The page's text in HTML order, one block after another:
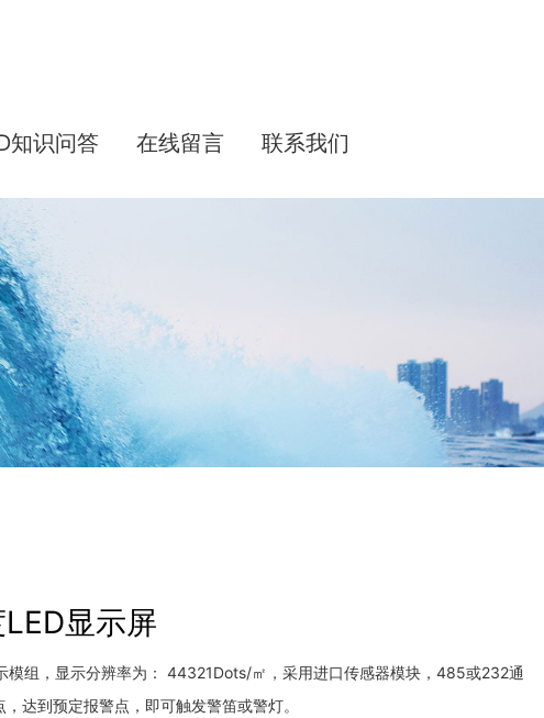
知识问答 在线留言 联系我们
显示屏
模组，显示分辨率为： 44321Dots/㎡，采用进口传感器模块，485或232通
达到预定报警点，即可触发警笛或警灯。